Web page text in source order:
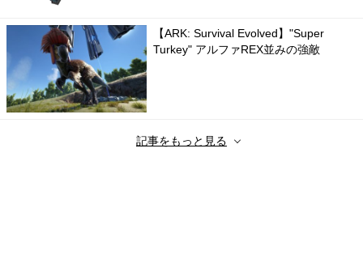
【ARK: Survival Evolved】"Super
Turkey" アルファREX並みの強敵
記事をもっと見る